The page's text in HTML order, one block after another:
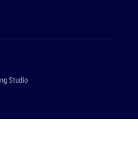
Studio